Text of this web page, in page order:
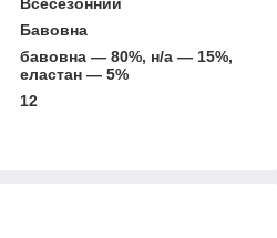
Бавовна
бавовна — 80%, н/а — 15%,
еластан — 5%
12